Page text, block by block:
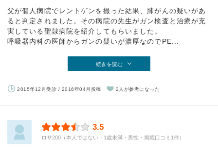
父が個人病院でレントゲンを撮った結果、肺がんの疑いがあ
ると判定されました。その病院の先生がガン検査と治療が充
実している聖隷病院を紹介してもらいました。
呼吸器内科の医師からガンの疑いが濃厚なのでPE...
続きを読む
2015年12月受診 / 2016年04月投稿 2人が参考になった
3.5
ロサ200（本人ではない・1歳未満・男性・掲載口コミ1件）